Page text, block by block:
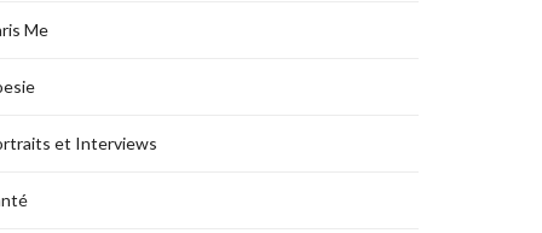
Me
et Interviews